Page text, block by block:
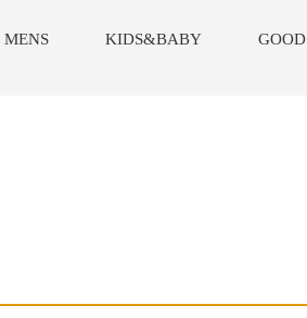
MENS KIDS&BABY